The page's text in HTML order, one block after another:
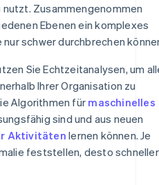
Zusammengenommen
Ebenen ein komplexes
nur schwer durchbrechen
Sie Echtzeitanalysen, um
Ihrer Organisation zu
Algorithmen für maschinelles
sind und aus neuen
Aktivitäten lernen können. Je
feststellen, desto schneller